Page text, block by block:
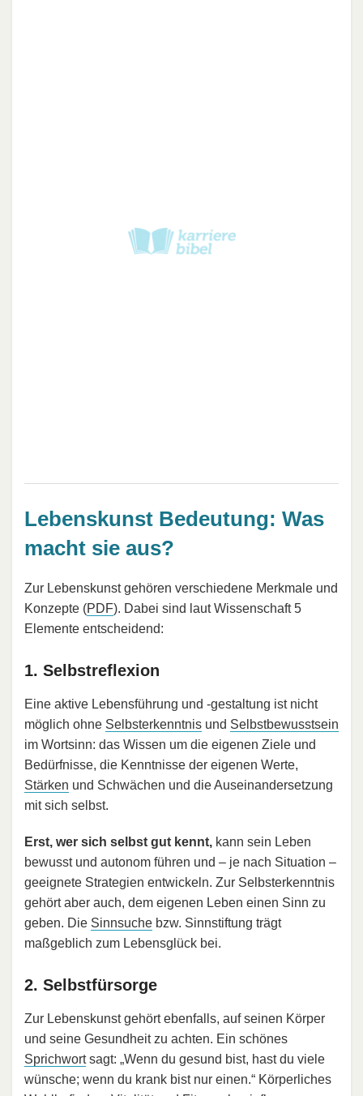
Lebenskunst Bedeutung: Was
macht sie aus?
Zur Lebenskunst gehören verschiedene Merkmale und
Konzepte (PDF). Dabei sind laut Wissenschaft 5
Elemente entscheidend:
1. Selbstreflexion
Eine aktive Lebensführung und -gestaltung ist nicht
möglich ohne Selbsterkenntnis und Selbstbewusstsein
im Wortsinn: das Wissen um die eigenen Ziele und
Bedürfnisse, die Kenntnisse der eigenen Werte,
Stärken und Schwächen und die Auseinandersetzung
mit sich selbst.
Erst, wer sich selbst gut kennt, kann sein Leben
bewusst und autonom führen und – je nach Situation –
geeignete Strategien entwickeln. Zur Selbsterkenntnis
gehört aber auch, dem eigenen Leben einen Sinn zu
geben. Die Sinnsuche bzw. Sinnstiftung trägt
maßgeblich zum Lebensglück bei.
2. Selbstfürsorge
Zur Lebenskunst gehört ebenfalls, auf seinen Körper
und seine Gesundheit zu achten. Ein schönes
Sprichwortsagt: „Wenn du gesund bist, hast du viele
wünsche; wenn du krank bist nur einen.“ Körperliches